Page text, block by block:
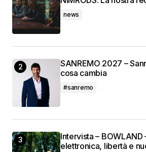
news
SANREMO 2027 –
cosa cambia
#sanremo
Intervista – BOWLAND
elettronica, libertà e